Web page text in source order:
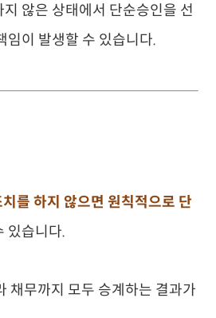
않은 상태에서 단순승인을 선
임이 발생할 수 있습니다.
를 하지 않으면 원칙적으로 단
있습니다.
채무까지 모두 승계하는 결과가